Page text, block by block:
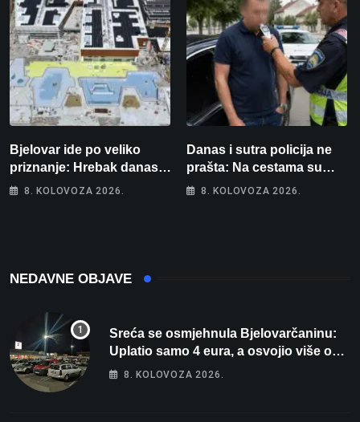
Bjelovar ide po veliko
priznanje: Hrebak danas u
Parizu predstavlja
8. KOLOVOZA 2026.
Danas i sutra policija ne
prašta: Na cestama su
posebno na meti ovi
8. KOLOVOZA 2026.
NEDAVNE OBJAVE
Sreća se osmjehnula Bjelovarčaninu:
Uplatio samo 4 eura, a osvojio više od
80 tisuća eura
8. KOLOVOZA 2026.